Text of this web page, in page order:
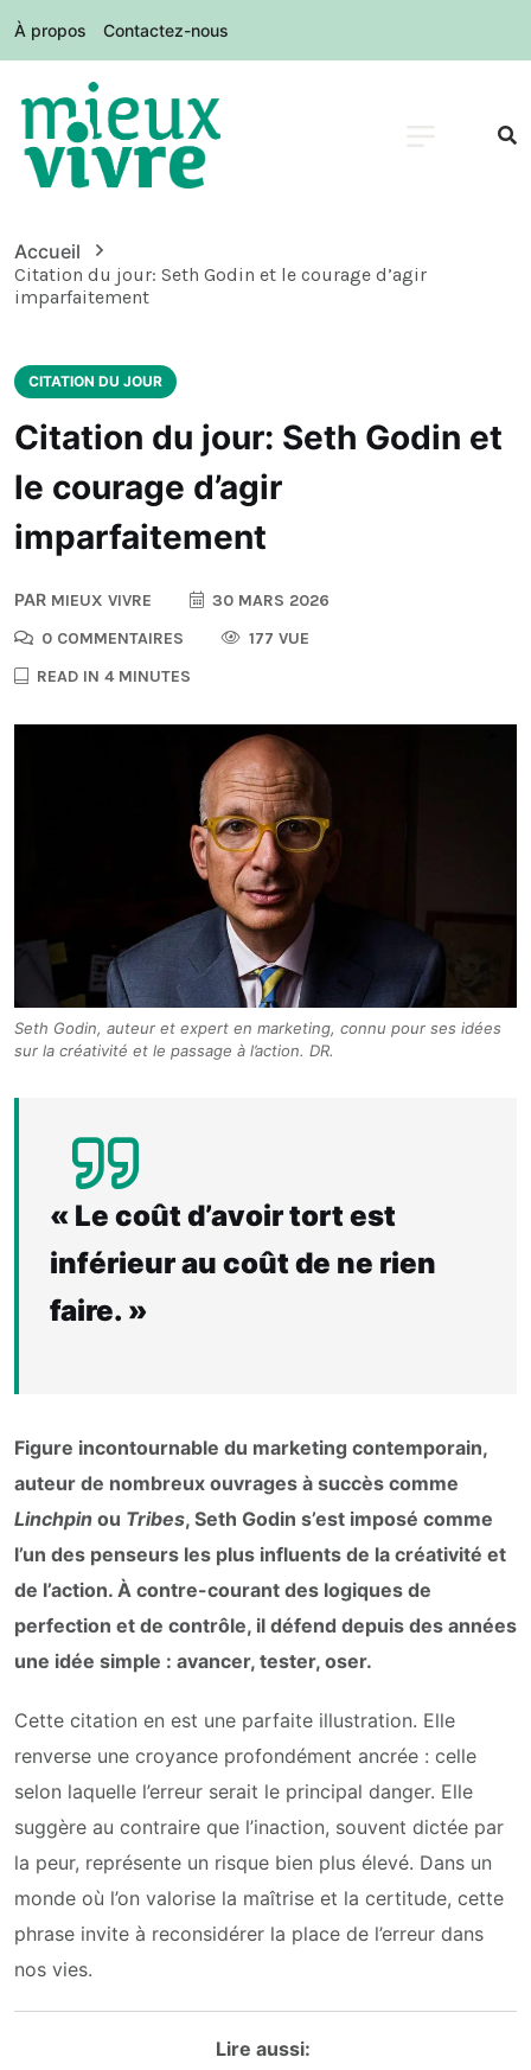
À propos Contactez-nous
Accueil
Citation du jour: Seth Godin et le courage d’agir
imparfaitement
CITATION DU JOUR
Citation du jour: Seth Godin et
le courage d’agir
imparfaitement
PAR MIEUX VIVRE
30 MARS 2026
0 COMMENTAIRES
177 VUE
READ IN 4 MINUTES
Seth Godin, auteur et expert en marketing, connu pour ses idées
sur la créativité et le passage à l’action. DR.
« Le coût d’avoir tort est
inférieur au coût de ne rien
faire. »
Figure incontournable du marketing contemporain,
auteur de nombreux ouvrages à succès comme
Linchpin ou Tribes, Seth Godin s’est imposé comme
l’un des penseurs les plus influents de la créativité et
de l’action. À contre-courant des logiques de
perfection et de contrôle, il défend depuis des années
une idée simple : avancer, tester, oser.
Cette citation en est une parfaite illustration. Elle
renverse une croyance profondément ancrée : celle
selon laquelle l’erreur serait le principal danger. Elle
suggère au contraire que l’inaction, souvent dictée par
la peur, représente un risque bien plus élevé. Dans un
monde où l’on valorise la maîtrise et la certitude, cette
phrase invite à reconsidérer la place de l’erreur dans
nos vies.
Lire aussi: